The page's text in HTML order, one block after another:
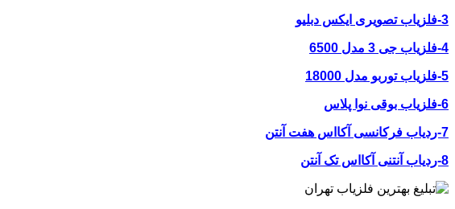
3-فلزیاب تصویری ایکس دبلیو
4-فلزیاب جی 3 مدل 6500
5-فلزیاب توربو مدل 18000
6-فلزیاب بوقی نوا پلاس
7-ردیاب فرکانسی آکااس هفت آنتن
8-ردیاب آنتنی آکااس تک آنتن